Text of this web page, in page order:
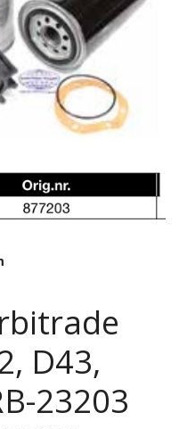
D43,
23203